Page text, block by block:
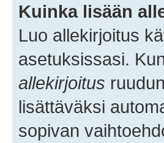
Kuinka lisään
Luo allekirjoitus
asetuksissasi.
allekirjoitus
lisättäväksi
sopivan